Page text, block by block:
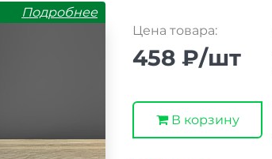
Подробнее
Цена товара:
458 ₽/шт
В корзину